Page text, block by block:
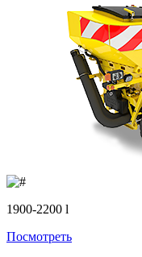
1900-2200 l
Посмотреть